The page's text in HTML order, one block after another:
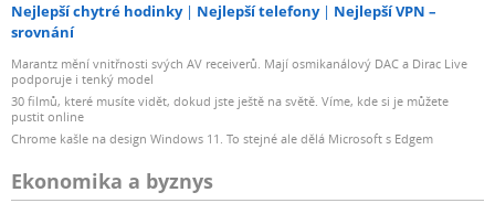
Nejlepší chytré hodinky Nejlepší telefony
Nejlepší VPN –
srovnání
Marantz mění vnitřnosti svých AV receiverů. Mají osmikanálový DAC a Dirac Live
podporuje i tenký model
30 filmů, které musíte vidět, dokud jste ještě na světě. Víme, kde si je můžete
pustit online
Chrome kašle na design Windows 11. To stejné ale dělá Microsoft s Edgem
Ekonomika a byznys